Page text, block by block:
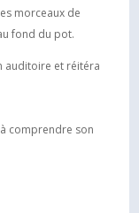
morceaux de
fond du pot.
auditoire et réitéra
comprendre son